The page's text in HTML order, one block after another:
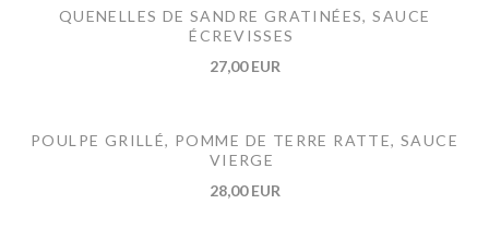
QUENELLES DE SANDRE GRATINÉES, SAUCE
ÉCREVISSES
27,00 EUR
POULPE GRILLÉ, POMME DE TERRE RATTE, SAUCE
VIERGE
28,00 EUR